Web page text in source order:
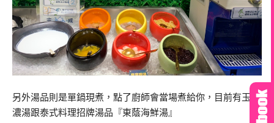
另外湯品則是單鍋現煮，點了廚師會當場煮給你，目前有玉米
濃湯跟泰式料理招牌湯品『東蔭海鮮湯』